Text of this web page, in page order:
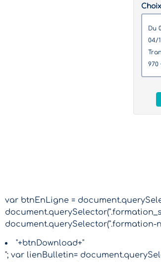
du 02/11/26 à 09:00 au
04/11/
970
var btnEnLigne =
document.querySelector(".formation-
"+btnDownload+"
"; var lienBulletin=